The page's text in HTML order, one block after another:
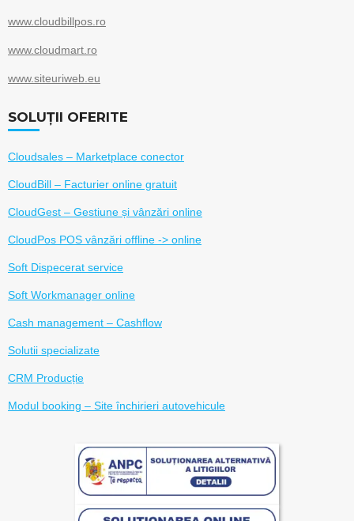
www.cloudbillpos.ro
www.cloudmart.ro
www.siteuriweb.eu
SOLUȚII OFERITE
Cloudsales – Marketplace conector
CloudBill – Facturier online gratuit
CloudGest – Gestiune și vânzări online
CloudPos POS vânzări offline -> online
Soft Dispecerat service
Soft Workmanager online
Cash management – Cashflow
Solutii specializate
CRM Producție
Modul booking – Site închirieri autovehicule